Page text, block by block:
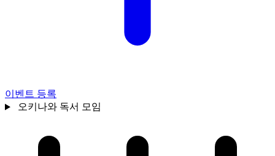
이벤트 등록
오키나와 독서 모임